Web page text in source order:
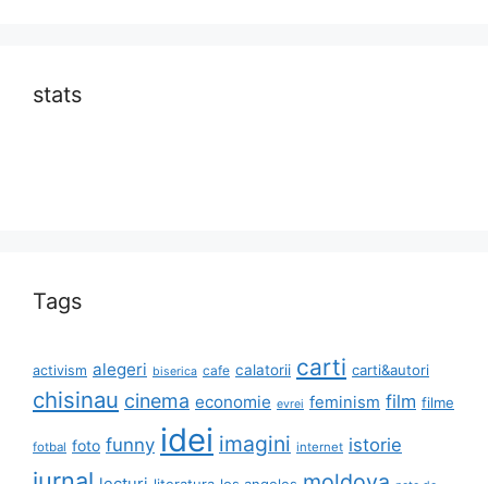
stats
Tags
activism alegeri biserica cafe calatorii carti carti&autori
chisinau cinema economie evrei feminism film filme
fotbal foto funny idei imagini internet istorie